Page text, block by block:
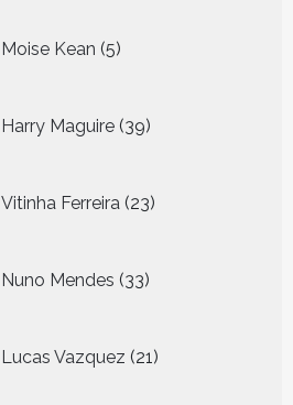
Moise Kean 5
producten
Harry Maguire 39
producten
Vitinha Ferreira 23
producten
Nuno Mendes 33
producten
Lucas Vazquez 21
producten